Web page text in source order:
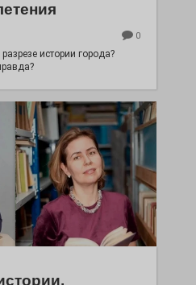
0
истории города?